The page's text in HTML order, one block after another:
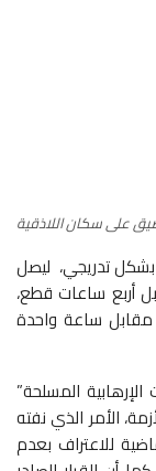
على سكان اللاذقية
بشكل تدريجي، ليصل
أربع ساعات قطع،
مقابل ساعة واحدة
المسلحة”
الأمر الذي نفته
للاعتراف بعدم